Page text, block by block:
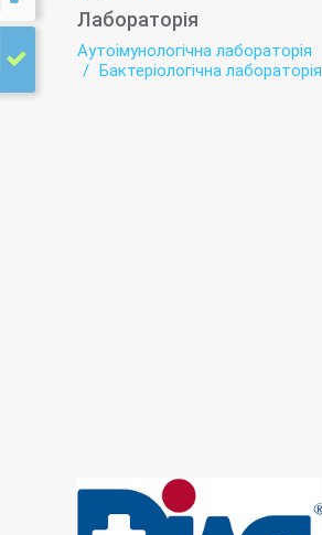
Лабораторія
Аутоімунологічна лабораторія
Бактеріологічна лабораторія